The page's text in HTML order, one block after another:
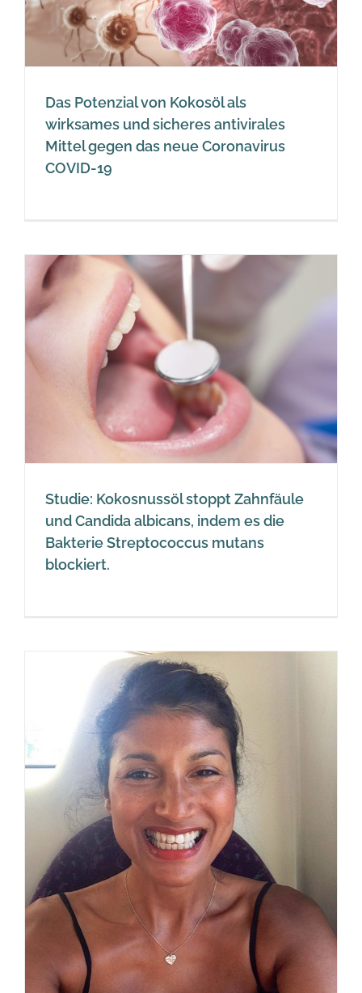
Das Potenzial von Kokosöl als
wirksames und sicheres antivirales
Mittel gegen das neue Coronavirus
COVID-19
Studie: Kokosnussöl stoppt Zahnfäule
und Candida albicans, indem es die
Bakterie Streptococcus mutans
blockiert.